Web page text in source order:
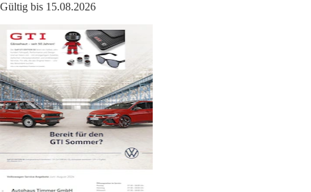
Gültig bis 15.08.2026